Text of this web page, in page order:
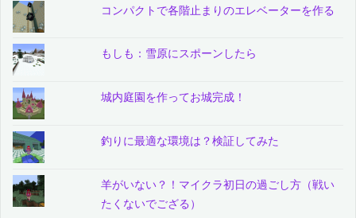
コンパクトで各階止まりのエレベーターを作る
もしも：雪原にスポーンしたら
城内庭園を作ってお城完成！
釣りに最適な環境は？検証してみた
羊がいない？！マイクラ初日の過ごし方（戦い
たくないでござる）